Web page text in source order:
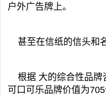
户外广告牌上。
甚至在信纸的信头和
根据 大的综合性品牌
可口可乐品牌价值为